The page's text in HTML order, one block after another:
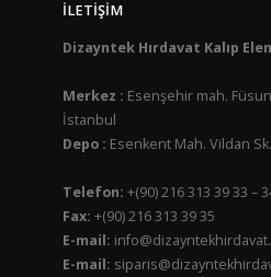
İLETIŞIM
Dizayntek Hırdavat Kalıp
Merkez : Esenşehir mah.
İstanbul
Depo : Esenkent Mah. Vildan
Telefon: +(90) 216 313 39 33 –
Fax: +(90) 216 313 39 35
E-mail:
E-mail: